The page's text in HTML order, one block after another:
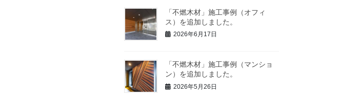
「不燃木材」施工事例（オフィ
ス）を追加しました。
2026年6月17日
「不燃木材」施工事例（マンショ
ン）を追加しました。
2026年5月26日